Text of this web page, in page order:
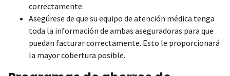
correctamente.
Asegúrese de que su equipo de atención médica tenga
toda la información de ambas aseguradoras para que
puedan facturar correctamente. Esto le proporcionará
la mayor cobertura posible.